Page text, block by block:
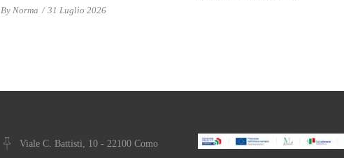
By Norma 31 Luglio 2026
Viale C. Battisti, 10 - 22100 Como